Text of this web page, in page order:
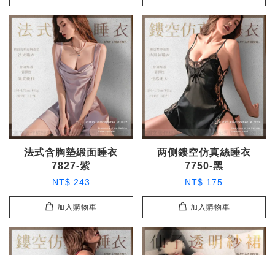
法式含胸墊緞面睡衣
7827-紫
NT$ 243
加入購物車
两侧鏤空仿真絲睡衣
7750-黑
NT$ 175
加入購物車